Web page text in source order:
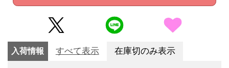
入荷情報 すべて表示 在庫切のみ表示